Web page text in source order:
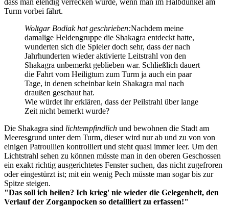
dass man elendig verrecken würde, wenn man im Halbdunkel am
Turm vorbei fährt.
Woltgar Bodiak hat geschrieben:Nachdem meine
damalige Heldengruppe die Shakagra entdeckt hatte,
wunderten sich die Spieler doch sehr, dass der nach
Jahrhunderten wieder aktivierte Leitstrahl von den
Shakagra unbemerkt geblieben war. Schließlich dauert
die Fahrt vom Heiligtum zum Turm ja auch ein paar
Tage, in denen scheinbar kein Shakagra mal nach
draußen geschaut hat.
Wie würdet ihr erklären, dass der Peilstrahl über lange
Zeit nicht bemerkt wurde?
Die Shakagra sind lichtempfindlich und bewohnen die Stadt am
Meeresgrund unter dem Turm, dieser wird nur ab und zu von von
einigen Patroullien kontrolliert und steht quasi immer leer. Um den
Lichtstrahl sehen zu können müsste man in den oberen Geschossen
ein exakt richtig ausgerichtetes Fenster suchen, das nicht zugefroren
oder eingestürzt ist; mit ein wenig Pech müsste man sogar bis zur
Spitze steigen.
"Das soll ich heilen? Ich krieg' nie wieder die Gelegenheit, den
Verlauf der Zorganpocken so detailliert zu erfassen!"